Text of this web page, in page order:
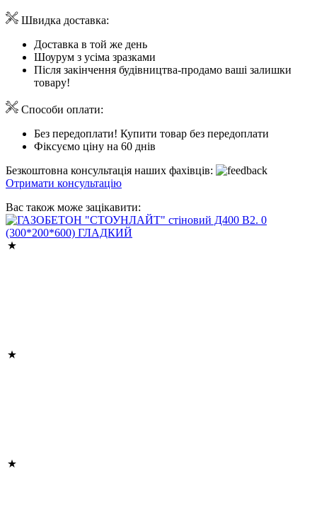
Швидка доставка:
Доставка в той же день
Шоурум з усіма зразками
Після закінчення будівництва-продамо ваші залишки
товару!
Способи оплати:
Без передоплати! Купити товар без передоплати
Фіксуємо ціну на 60 днів
Безкоштовна консультація наших фахівців:
Отримати консультацію
Вас також може зацікавити: